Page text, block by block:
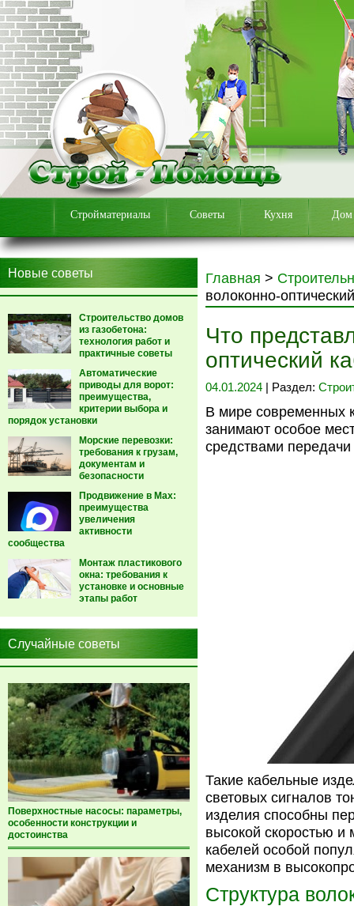
Стройматериалы Советы Кухня Дом
Новые советы
Строительство домов
из газобетона:
технология работ и
практичные советы
Автоматические
приводы для ворот:
преимущества,
критерии выбора и
порядок установки
Морские перевозки:
требования к грузам,
документам и
безопасности
Продвижение в Max:
преимущества
увеличения
активности
сообщества
Монтаж пластикового
окна: требования к
установке и основные
этапы работ
Случайные советы
Поверхностные насосы: параметры,
особенности конструкции и
достоинства
Главная >
волоконно-
Что
оптический
04.01.2024 | Раздел:
В мире современных
занимают особое
средствами
Такие кабельные
световых сигналов
изделия способны
высокой скоростью
кабелей особой
механизм в
Структура